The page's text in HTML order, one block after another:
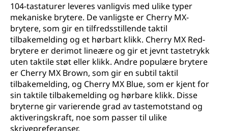
104-tastaturer leveres vanligvis med ulike typer
mekaniske brytere. De vanligste er Cherry MX-
brytere, som gir en tilfredsstillende taktil
tilbakemelding og et hørbart klikk. Cherry MX Red-
brytere er derimot lineære og gir et jevnt tastetrykk
uten taktile støt eller klikk. Andre populære brytere
er Cherry MX Brown, som gir en subtil taktil
tilbakemelding, og Cherry MX Blue, som er kjent for
sin taktile tilbakemelding og hørbare klikk. Disse
bryterne gir varierende grad av tastemotstand og
aktiveringskraft, noe som passer til ulike
skrivepreferanser.